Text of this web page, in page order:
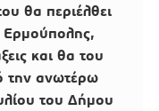
θα περιέλθει
και θα του
την ανωτέρω
του Δήμου